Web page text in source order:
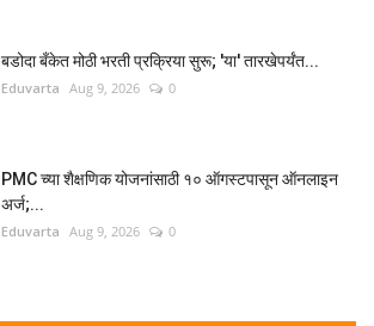
बडोदा बँकेत मोठी भरती प्रक्रिया सुरू; 'या' तारखेपर्यंत...
Eduvarta Aug 9, 2026 0
PMC च्या शैक्षणिक योजनांसाठी १० ऑगस्टपासून ऑनलाइन
अर्ज;...
Eduvarta Aug 9, 2026 0